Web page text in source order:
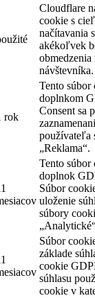
Cloudflare
cookie s
načítavania
akékoľvek
obmedzenia
návštevníka.
rok
Tento súbor
doplnkom
Consent sa
používateľa
„Reklama“.
Tento súbor
doplnok
Súbor
uloženie
súbory
Súbor
základe
cookie
súhlasu
cookie v